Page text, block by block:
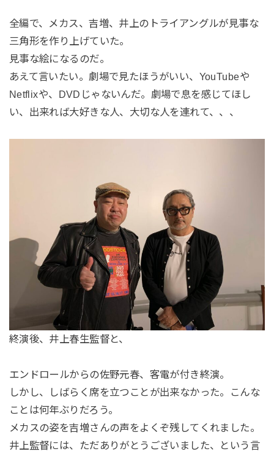
全編で、メカス、吉増、井上のトライアングルが見事な
三角形を作り上げていた。
見事な絵になるのだ。
あえて言いたい。劇場で見たほうがいい、YouTubeや
Netflixや、DVDじゃないんだ。劇場で息を感じてほし
い、出来れば大好きな人、大切な人を連れて、、、
終演後、井上春生監督と、
エンドロールからの佐野元春、客電が付き終演。
しかし、しばらく席を立つことが出来なかった。こんな
ことは何年ぶりだろう。
メカスの姿を吉増さんの声をよくぞ残してくれました。
井上監督には、ただありがとうございました、という言